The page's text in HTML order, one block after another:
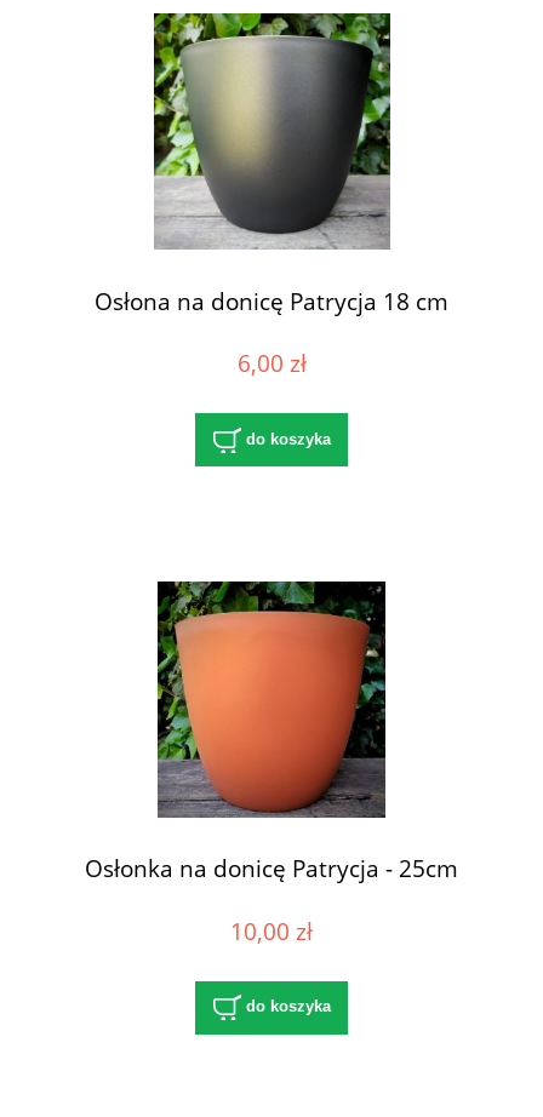
Osłona na donicę Patrycja 18 cm
6,00 zł
do koszyka
Osłonka na donicę Patrycja - 25cm
10,00 zł
do koszyka